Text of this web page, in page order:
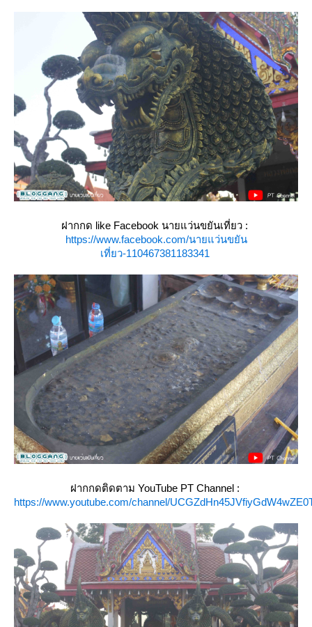
ฝากกด like Facebook นายแว่นขยันเที่ยว :
https://www.facebook.com/นายแว่นขยัน
เที่ยว-110467381183341
ฝากกดติดตาม YouTube PT Channel :
https://www.youtube.com/channel/